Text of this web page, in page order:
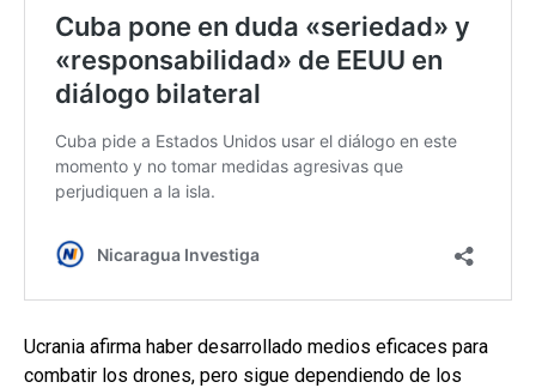
Ucrania afirma haber desarrollado medios eficaces para
combatir los drones, pero sigue dependiendo de los